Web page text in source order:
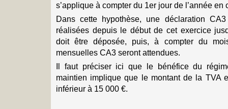
s’applique à compter du 1er jour de l’année en
Dans cette hypothèse, une déclaration
réalisées depuis le début de cet exercice
doit être déposée, puis, à compter du
mensuelles CA3 seront attendues.
Il faut préciser ici que le bénéfice du
maintien implique que le montant de la TVA
inférieur à 15 000 €.